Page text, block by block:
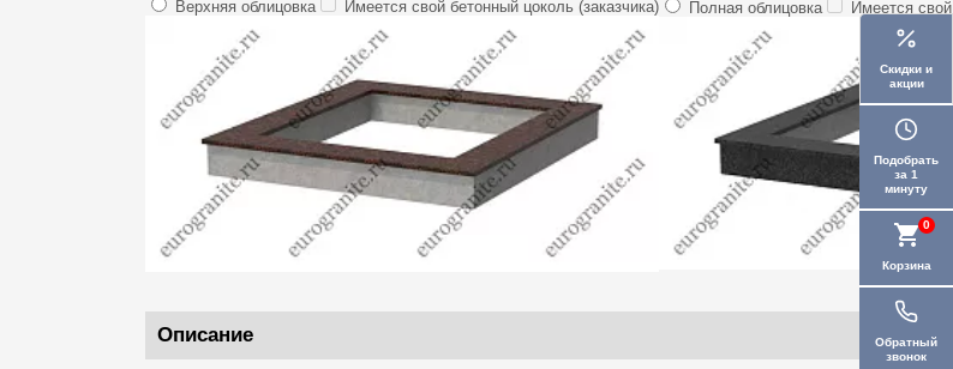
Скидки и
акции
Подобрать
за 1
минуту
Корзина
0
Обратный
звонок
Верхняя облицовка Имеется свой бетонный цоколь (заказчика) Полная облицовка Имеется
Описание